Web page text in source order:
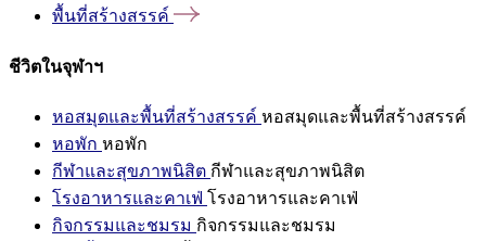
พื้นที่สร้างสรรค์
ชีวิตในจุฬาฯ
หอสมุดและพื้นที่สร้างสรรค์ หอสมุดและพื้นที่สร้างสรรค์
หอพัก หอพัก
กีฬาและสุขภาพนิสิต กีฬาและสุขภาพนิสิต
โรงอาหารและคาเฟ่ โรงอาหารและคาเฟ่
กิจกรรมและชมรม กิจกรรมและชมรม